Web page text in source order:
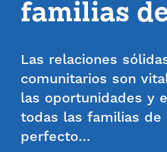
familias
Las relaciones
comunitarios son
las oportunidades y
todas las familias de
perfecto…